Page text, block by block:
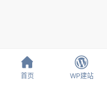

首页

WP建站